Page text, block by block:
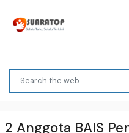
2 Anggota BAIS